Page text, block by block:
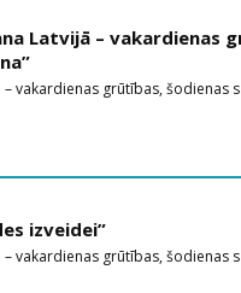
Latvijā – vakardienas
vakardienas grūtības, šodienas
izveidei”
vakardienas grūtības, šodienas